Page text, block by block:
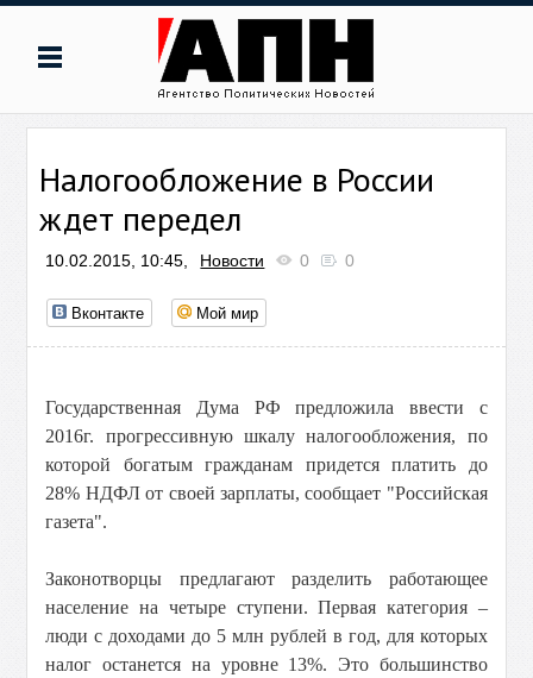
Налогообложение в России
ждет передел
10.02.2015, 10:45, Новости 0 0
Вконтакте Мой мир
Государственная Дума РФ предложила ввести с
2016г. прогрессивную шкалу налогообложения, по
которой богатым гражданам придется платить до
28% НДФЛ от своей зарплаты, сообщает "Российская
газета".
Законотворцы предлагают разделить работающее
население на четыре ступени. Первая категория –
люди с доходами до 5 млн рублей в год, для которых
налог останется на уровне 13%. Это большинство